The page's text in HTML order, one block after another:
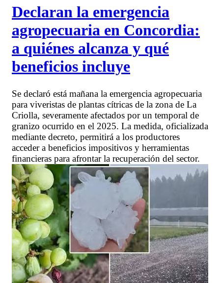
Declaran la emergencia
agropecuaria en Concordia:
a quiénes alcanza y qué
beneficios incluye
Se declaró está mañana la emergencia agropecuaria
para viveristas de plantas cítricas de la zona de La
Criolla, severamente afectados por un temporal de
granizo ocurrido en el 2025. La medida, oficializada
mediante decreto, permitirá a los productores
acceder a beneficios impositivos y herramientas
financieras para afrontar la recuperación del sector.